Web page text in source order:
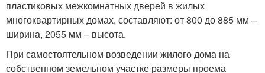
пластиковых межкомнатных дверей в жилых
многоквартирных домах, составляют: от 800 до 885 мм –
ширина, 2055 мм – высота.
При самостоятельном возведении жилого дома на
собственном земельном участке размеры проема